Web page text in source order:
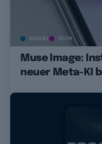
SOCIAL TECH
Muse Image:
neuer Meta-KI